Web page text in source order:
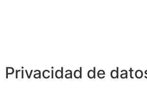
Privacidad de